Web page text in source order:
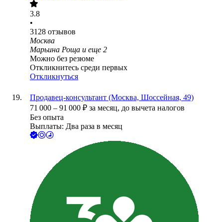
3.8
•
3128 отзывов
Москва
Марьина Роща и еще 2
Можно без резюме
Откликнитесь среди первых
Откликнуться
Продавец-консультант (Москва, Шоссейная, 49)
71 000 – 91 000 ₽ за месяц, до вычета налогов
Без опыта
Выплаты: Два раза в месяц